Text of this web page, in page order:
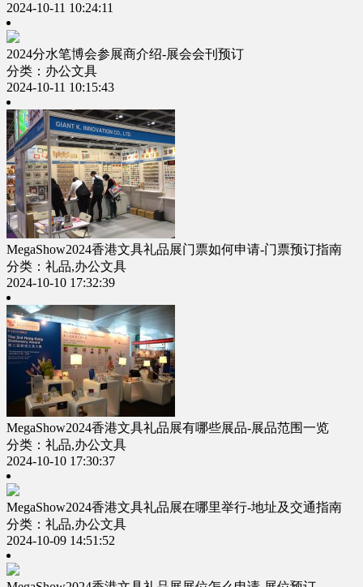
2024-10-11 10:24:11
2024分水笔博会参展商介绍-展会会刊预订
分类：办公文具
2024-10-11 10:15:43
MegaShow2024香港文具礼品展门票如何申请-门票预订指南
分类：礼品,办公文具
2024-10-10 17:32:39
MegaShow2024香港文具礼品展有哪些展品-展品范围一览
分类：礼品,办公文具
2024-10-10 17:30:37
MegaShow2024香港文具礼品展在哪里举行-地址及交通指南
分类：礼品,办公文具
2024-10-09 14:51:52